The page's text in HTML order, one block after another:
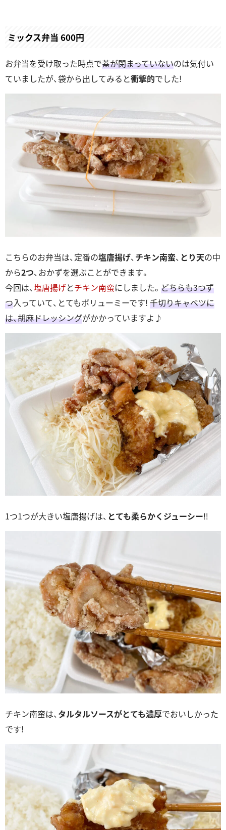
ミックス弁当 600円
お弁当を受け取った時点で蓋が閉まっていないのは気付い
ていましたが、袋から出してみると衝撃的でした!
こちらのお弁当は、定番の塩唐揚げ、 チキン南蛮、 とり天の中
から2つ、おかずを選ぶことができます。
今回は、塩唐揚げとチキン南蛮にしました。 どちらも3つず
つ入っていて、とてもボリューミーです! 千切りキャベツに
は、胡麻ドレッシングがかかっていますよ♪
1つ1つが大きい塩唐揚げは、 とても柔らかくジューシー‼
チキン南蛮は、 タルタルソースがとても濃厚でおいしかった
です!